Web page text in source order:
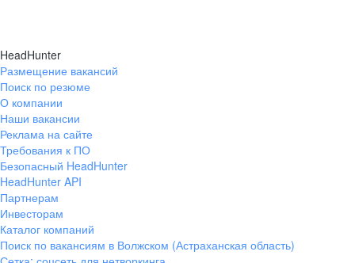
HeadHunter
Размещение вакансий
Поиск по резюме
О компании
Наши вакансии
Реклама на сайте
Требования к ПО
Безопасный HeadHunter
HeadHunter API
Партнерам
Инвесторам
Каталог компаний
Поиск по вакансиям в Волжском (Астраханская область)